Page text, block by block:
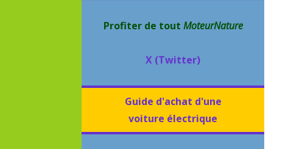
Profiter de tout MoteurNature
X (Twitter)
Guide d'achat d'une
voiture électrique